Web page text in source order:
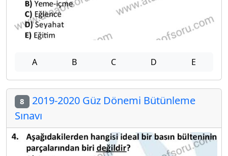
A B C D E
8 2019-2020 Güz Dönemi Bütünleme
Sınavı